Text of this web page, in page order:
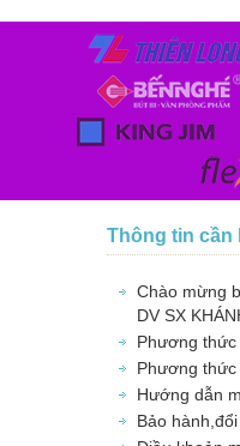
Thông tin cần
Chào mừng
DV SX
Phương thức
Phương thức
Hướng dẫn
Bảo